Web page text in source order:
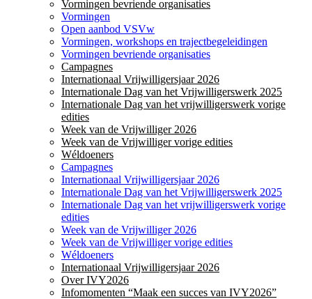
Vormingen bevriende organisaties
Vormingen
Open aanbod VSVw
Vormingen, workshops en trajectbegeleidingen
Vormingen bevriende organisaties
Campagnes
Internationaal Vrijwilligersjaar 2026
Internationale Dag van het Vrijwilligerswerk 2025
Internationale Dag van het vrijwilligerswerk vorige
edities
Week van de Vrijwilliger 2026
Week van de Vrijwilliger vorige edities
Wéldoeners
Campagnes
Internationaal Vrijwilligersjaar 2026
Internationale Dag van het Vrijwilligerswerk 2025
Internationale Dag van het vrijwilligerswerk vorige
edities
Week van de Vrijwilliger 2026
Week van de Vrijwilliger vorige edities
Wéldoeners
Internationaal Vrijwilligersjaar 2026
Over IVY2026
Infomomenten “Maak een succes van IVY2026”